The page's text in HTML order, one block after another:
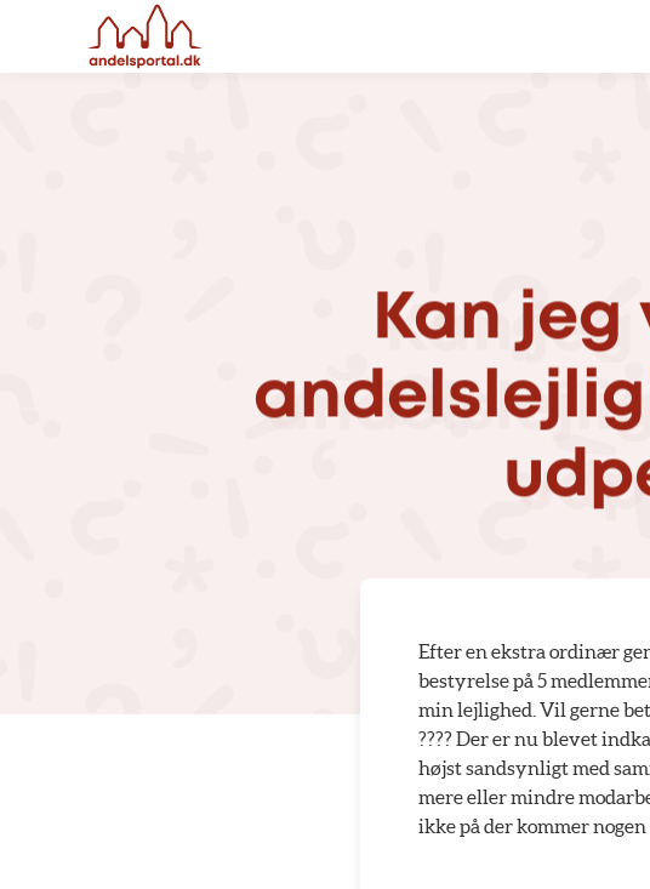
Kan jeg
Efter en ekstra ordinær
bestyrelse på 5
min lejlighed. Vil gerne
???? Der er nu blevet
højst sandsynligt med
mere eller mindre
ikke på der kommer nogen